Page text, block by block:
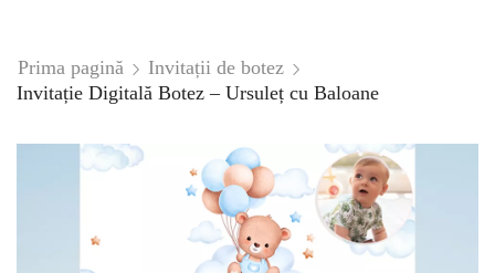
Prima pagină
Invitații de botez
Invitație Digitală Botez – Ursuleț cu Baloane